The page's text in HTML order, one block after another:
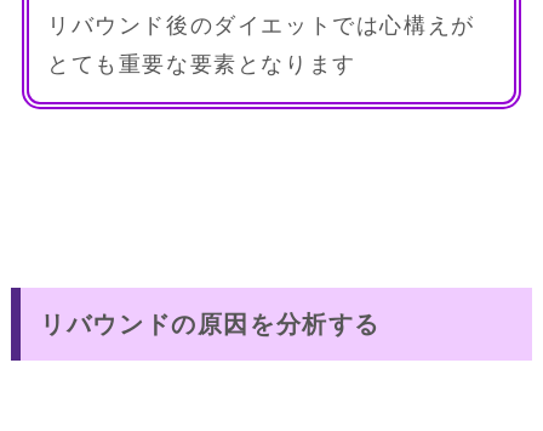
リバウンド後のダイエットでは心構えが
とても重要な要素となります
リバウンドの原因を分析する